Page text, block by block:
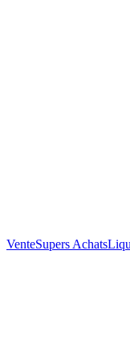
VenteSupers Achats